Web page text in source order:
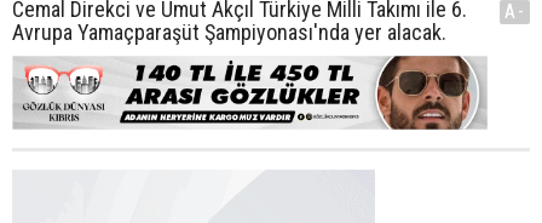
Cemal Direkci ve Umut Akçıl Türkiye Milli Takımı ile 6.
Avrupa Yamaçparaşüt Şampiyonası'nda yer alacak.
A-